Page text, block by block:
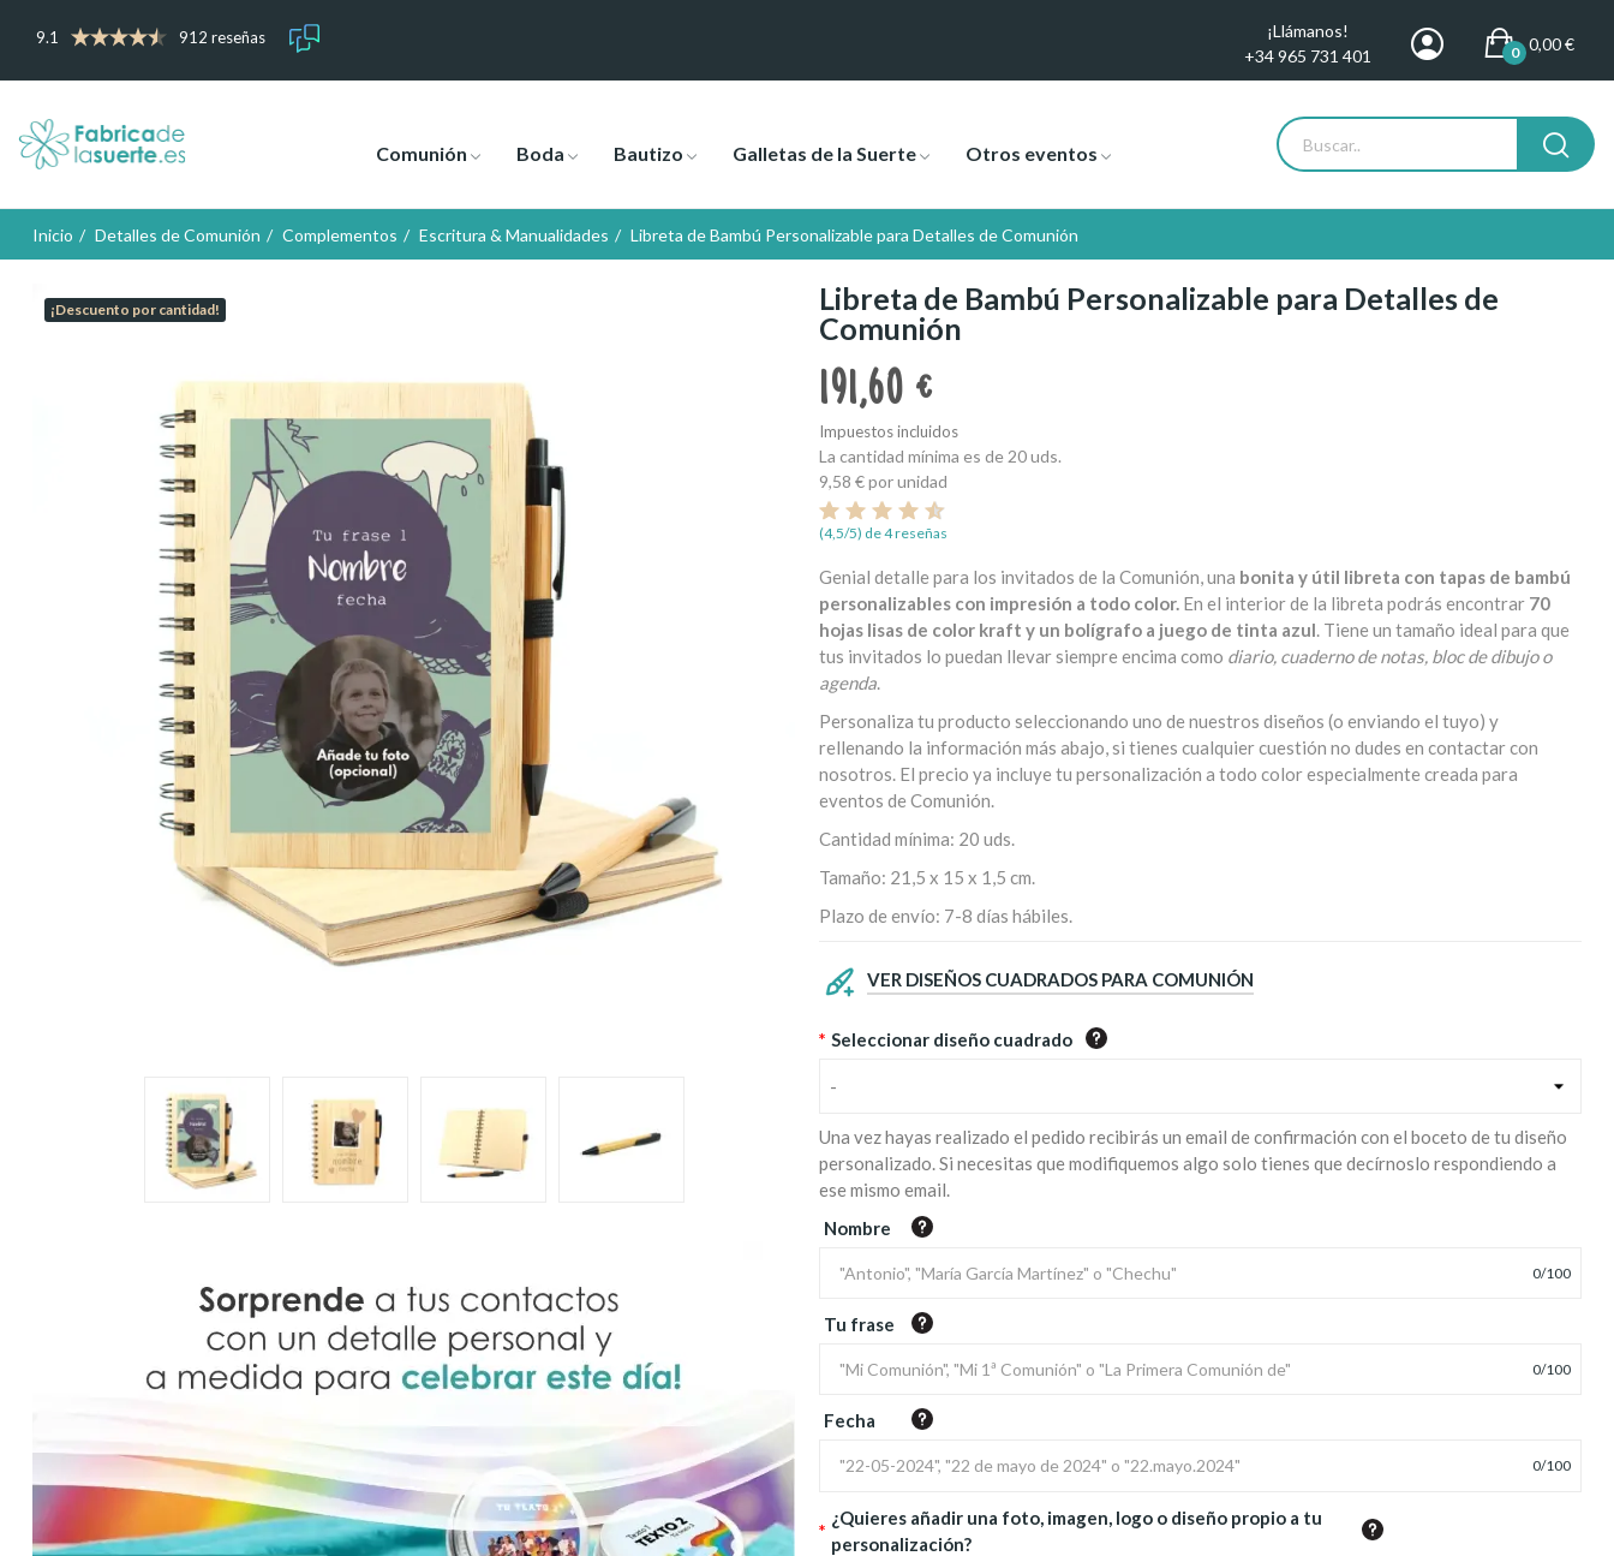
9.1 912 reseñas
¡Llámanos!
+34 965 731 401
0,00 €
0
Comunión Boda Bautizo Galletas de la Suerte Otros eventos
Inicio Detalles de Comunión Complementos Escritura & Manualidades Libreta de Bambú Personalizable para Detalles de Comunión
¡Descuento por cantidad!
Libreta de Bambú Personalizable para Detalles de
Comunión
191,60 €
Impuestos incluidos
La cantidad mínima es de 20 uds.
9,58 €por unidad
(4,5/5) de 4 reseñas
Genial detalle para los invitados de la Comunión, una bonita y útil libreta con tapas de bambú
personalizables con impresión a todo color. En el interior de la libreta podrás encontrar 70
hojas lisas de color kraft y un bolígrafo a juego de tinta azul. Tiene un tamaño ideal para que
tus invitados lo puedan llevar siempre encima como diario, cuaderno de notas, bloc de dibujo o
agenda.
Personaliza tu producto seleccionando uno de nuestros diseños (o enviando el tuyo) y
rellenando la información más abajo, si tienes cualquier cuestión no dudes en contactar con
nosotros. El precio ya incluye tu personalización a todo color especialmente creada para
eventos de Comunión.
Cantidad mínima: 20 uds.
Tamaño: 21,5 x 15 x 1,5 cm.
Plazo de envío: 7-8 días hábiles.
VER DISEÑOS CUADRADOS PARA COMUNIÓN
* Seleccionar diseño cuadrado
-
Una vez hayas realizado el pedido recibirás un email de confirmación con el boceto de tu diseño
personalizado. Si necesitas que modifiquemos algo solo tienes que decírnoslo respondiendo a
ese mismo email.
Nombre
0/100
Tu frase
0/100
Fecha
0/100
*
¿Quieres añadir una foto, imagen, logo o diseño propio a tu
personalización?